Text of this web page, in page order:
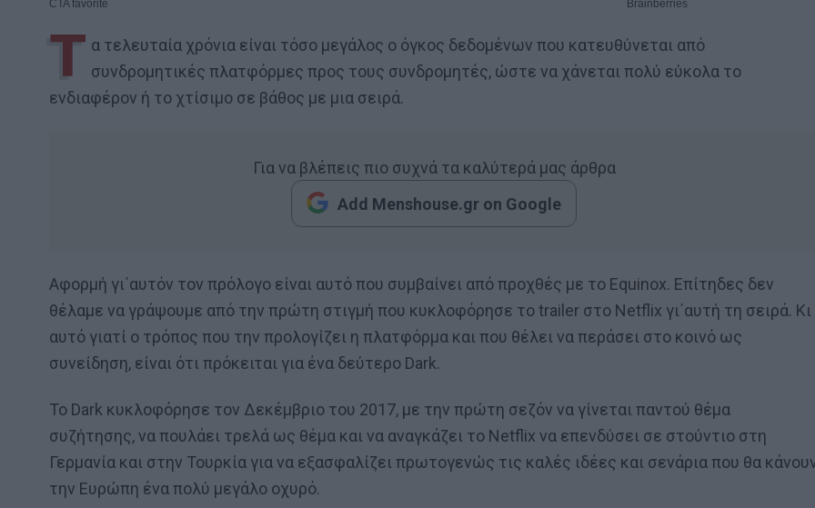
Τ α τελευταία χρόνια είναι τόσο μεγάλος ο όγκος δεδομένων που κατευθύνεται από
συνδρομητικές πλατφόρμες προς τους συνδρομητές, ώστε να χάνεται πολύ εύκολα το
ενδιαφέρον ή το χτίσιμο σε βάθος με μια σειρά.
Για να βλέπεις πιο συχνά τα καλύτερά μας άρθρα
Add Menshouse.gr on Google
Αφορμή γι΄αυτόν τον πρόλογο είναι αυτό που συμβαίνει από προχθές με το Equinox. Επίτηδες δεν
θέλαμε να γράψουμε από την πρώτη στιγμή που κυκλοφόρησε το trailer στο Netflix γι΄αυτή τη σειρά. Κι
αυτό γιατί ο τρόπος που την προλογίζει η πλατφόρμα και που θέλει να περάσει στο κοινό ως
συνείδηση, είναι ότι πρόκειται για ένα δεύτερο Dark.
Το Dark κυκλοφόρησε τον Δεκέμβριο του 2017, με την πρώτη σεζόν να γίνεται παντού θέμα
συζήτησης, να πουλάει τρελά ως θέμα και να αναγκάζει το Netflix να επενδύσει σε στούντιο στη
Γερμανία και στην Τουρκία για να εξασφαλίζει πρωτογενώς τις καλές ιδέες και σενάρια που θα
την Ευρώπη ένα πολύ μεγάλο οχυρό.